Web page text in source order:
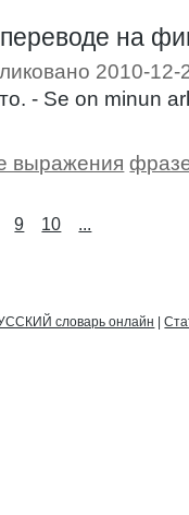
на
2010-12-
- Se on minun
выражения
9 10 ...
словарь онлайн |